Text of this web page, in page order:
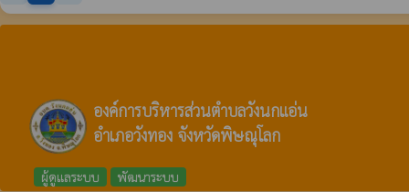
องค์การบริหารส่วนตำบลวังนกแอ่น
อำเภอวังทอง จังหวัดพิษณุโลก
ผู้ดูแลระบบ พัฒนาระบบ